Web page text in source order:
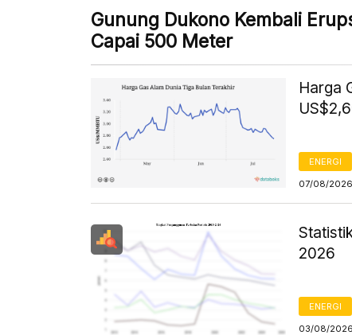
Gunung Dukono Kembali
Capai 500 Meter
Harga
ENERGI
07/08/2026
2026
ENERGI
03/08/2026